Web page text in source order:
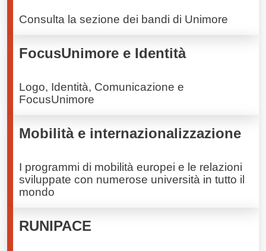
Consulta la sezione dei bandi di Unimore
FocusUnimore e Identità
Logo, Identità, Comunicazione e
FocusUnimore
Mobilità e internazionalizzazione
I programmi di mobilità europei e le relazioni
sviluppate con numerose università in tutto il
mondo
RUNIPACE